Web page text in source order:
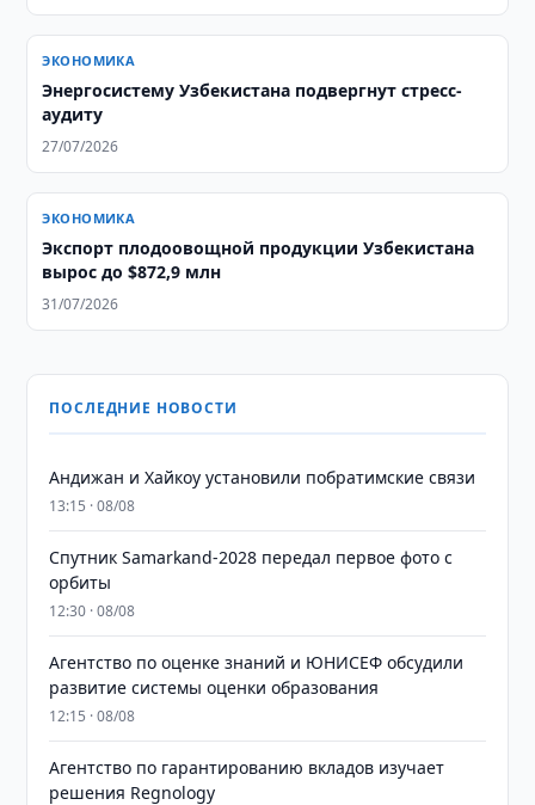
ЭКОНОМИКА
Энергосистему Узбекистана подвергнут стресс-
аудиту
27/07/2026
ЭКОНОМИКА
Экспорт плодоовощной продукции Узбекистана
вырос до $872,9 млн
31/07/2026
ПОСЛЕДНИЕ НОВОСТИ
Андижан и Хайкоу установили побратимские связи
13:15 · 08/08
Спутник Samarkand-2028 передал первое фото с
орбиты
12:30 · 08/08
Агентство по оценке знаний и ЮНИСЕФ обсудили
развитие системы оценки образования
12:15 · 08/08
Агентство по гарантированию вкладов изучает
решения Regnology